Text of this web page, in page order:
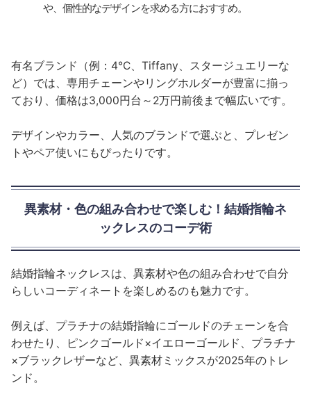
や、個性的なデザインを求める方におすすめ。
有名ブランド（例：4℃、Tiffany、スタージュエリーな
ど）では、専用チェーンやリングホルダーが豊富に揃っ
ており、価格は3,000円台～2万円前後まで幅広いです。
デザインやカラー、人気のブランドで選ぶと、プレゼン
トやペア使いにもぴったりです。
異素材・色の組み合わせで楽しむ！結婚指輪ネ
ックレスのコーデ術
結婚指輪ネックレスは、異素材や色の組み合わせで自分
らしいコーディネートを楽しめるのも魅力です。
例えば、プラチナの結婚指輪にゴールドのチェーンを合
わせたり、ピンクゴールド×イエローゴールド、プラチナ
×ブラックレザーなど、異素材ミックスが2025年のトレ
ンド。